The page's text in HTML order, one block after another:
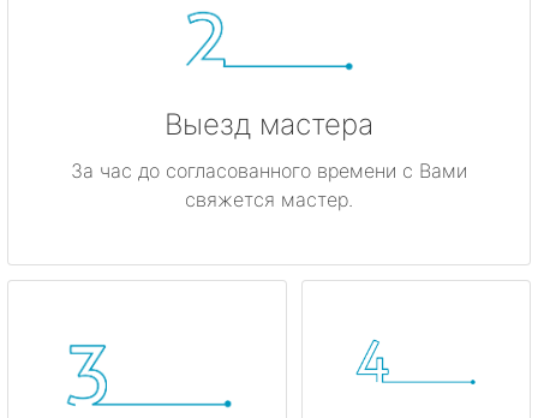
Выезд мастера
За час до согласованного времени с Вами
свяжется мастер.